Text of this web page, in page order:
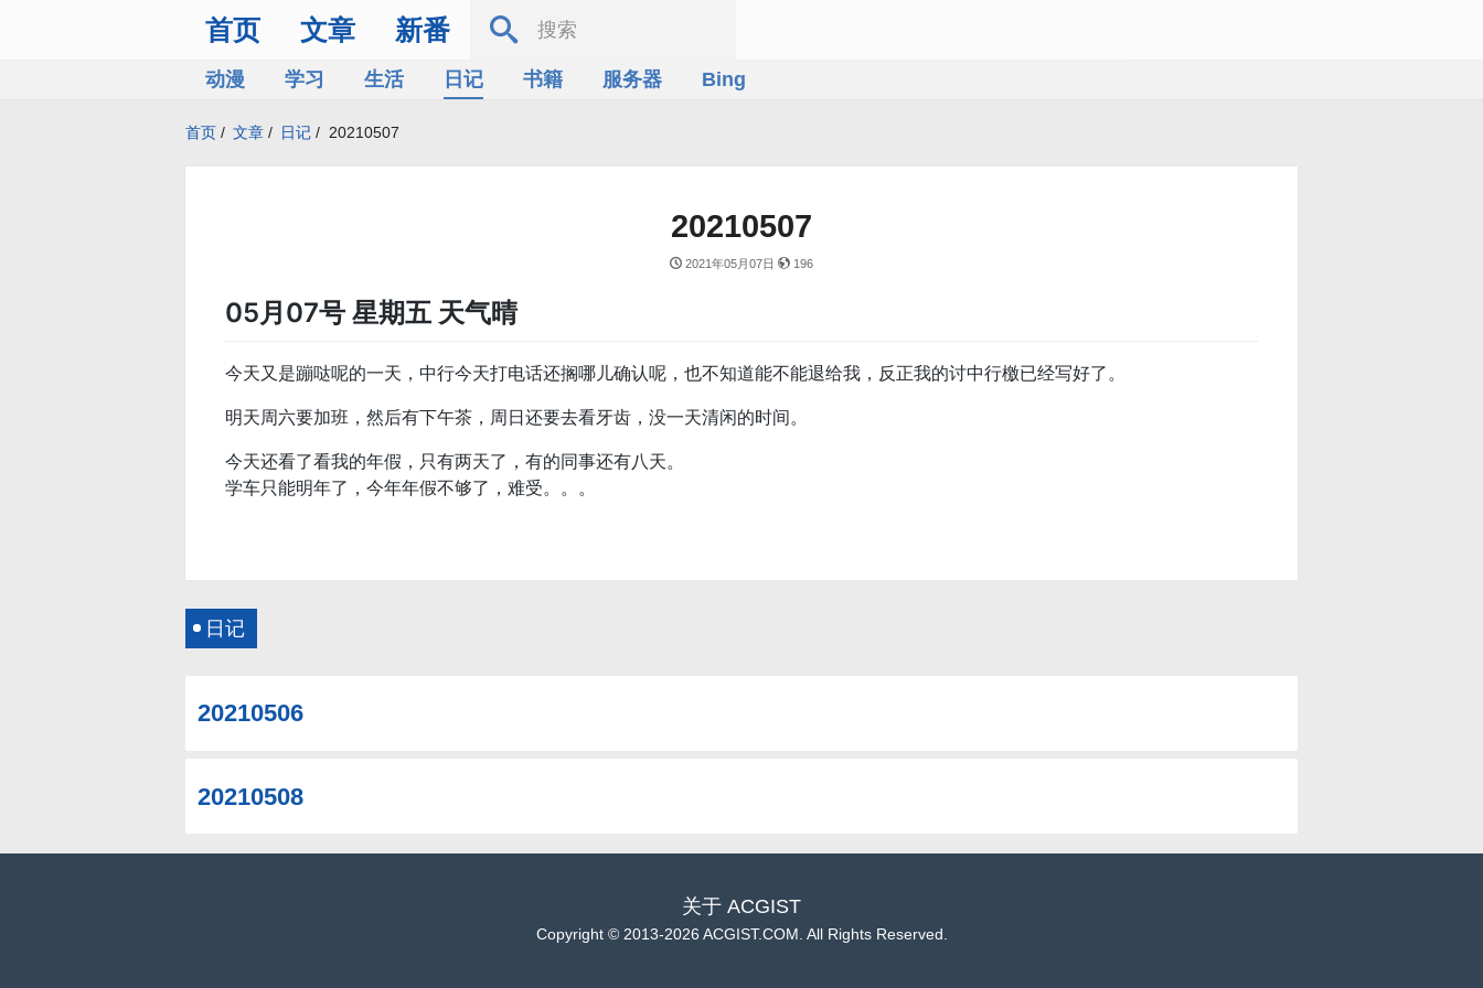
首页 文章 新番
动漫 学习 生活 日记 书籍 服务器 Bing
首页 / 文章 / 日记 / 20210507
20210507
2021年05月07日 196
05月07号 星期五 天气晴
今天又是蹦哒呢的一天，中行今天打电话还搁哪儿确认呢，也不知道能不能退给我，反正我的讨中行檄已经写好了。
明天周六要加班，然后有下午茶，周日还要去看牙齿，没一天清闲的时间。
今天还看了看我的年假，只有两天了，有的同事还有八天。
学车只能明年了，今年年假不够了，难受。。。
日记
20210506
20210508
关于 ACGIST
Copyright ©2013-2026 ACGIST.COM. All Rights Reserved.